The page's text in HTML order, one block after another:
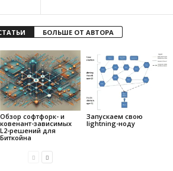
БОЛЬШЕ ОТ АВТОРА
Обзор софтфорк- и
ковенант-зависимых
L2-решений для
Биткойна
Запускаем свою
lightning-ноду